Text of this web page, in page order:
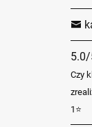
5.0/
Czy
1⭐